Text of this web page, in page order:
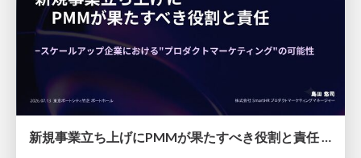
新規事業立ち上げにPMMが果たすべき役割と責任 −スケールアップ企業における"プロダクトマーケティング"の可能性